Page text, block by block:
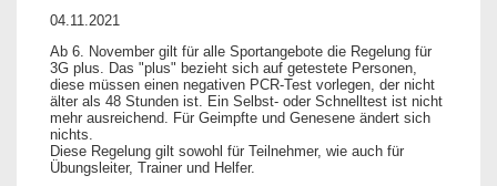
04.11.2021
Ab 6. November gilt für alle Sportangebote die Regelung für
3G plus. Das "plus" bezieht sich auf getestete Personen,
diese müssen einen negativen PCR-Test vorlegen, der nicht
älter als 48 Stunden ist. Ein Selbst- oder Schnelltest ist nicht
mehr ausreichend. Für Geimpfte und Genesene ändert sich
nichts.
Diese Regelung gilt sowohl für Teilnehmer, wie auch für
Übungsleiter, Trainer und Helfer.